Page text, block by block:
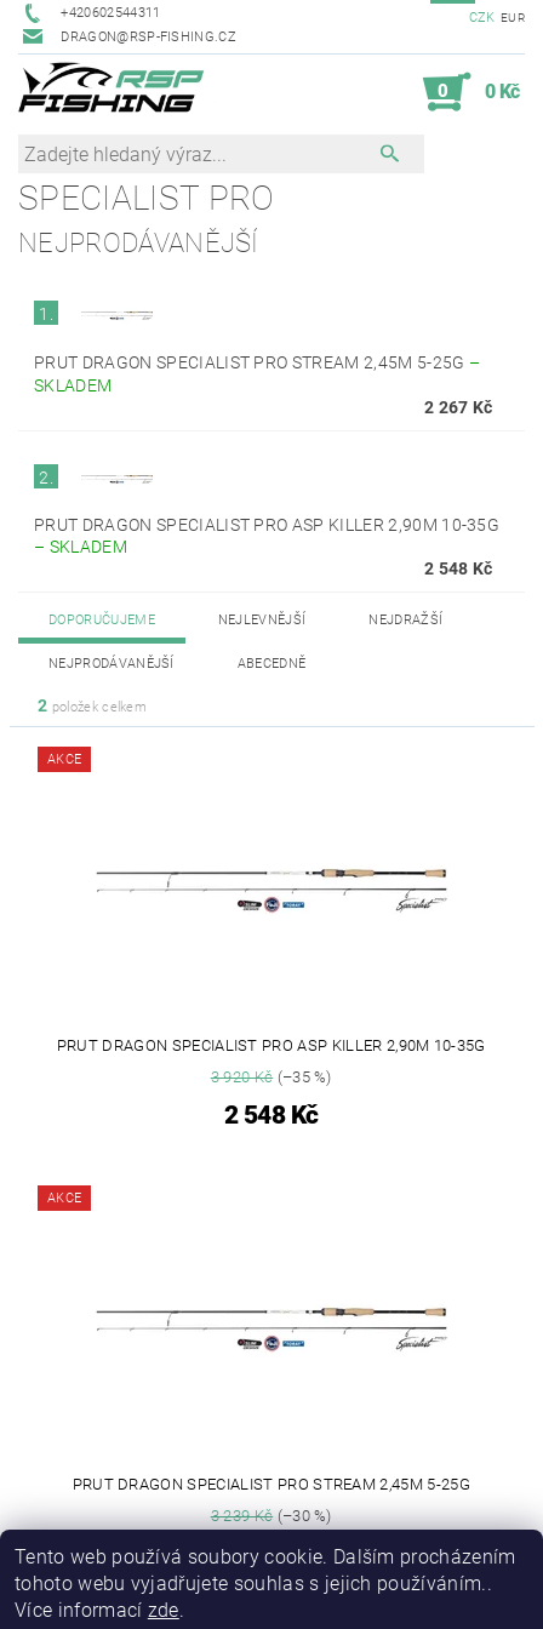
+420602544311
DRAGON@RSP-FISHING.CZ
CZK EUR
0 0 Kč
SPECIALIST PRO
NEJPRODÁVANĚJŠÍ
1.
PRUT DRAGON SPECIALIST PRO STREAM 2,45M 5-25G –
SKLADEM
2 267 Kč
2.
PRUT DRAGON SPECIALIST PRO ASP KILLER 2,90M 10-35G
– SKLADEM
2 548 Kč
DOPORUČUJEME NEJLEVNĚJŠÍ NEJDRAŽŠÍ
NEJPRODÁVANĚJŠÍ ABECEDNĚ
2 položek celkem
AKCE
PRUT DRAGON SPECIALIST PRO ASP KILLER 2,90M 10-35G
3 920 Kč(–35 %)
2 548 Kč
AKCE
PRUT DRAGON SPECIALIST PRO STREAM 2,45M 5-25G
3 239 Kč(–30 %)
2 267 Kč
Tento web používá soubory cookie. Dalším procházením
tohoto webu vyjadřujete souhlas s jejich používáním..
Více informací zde.